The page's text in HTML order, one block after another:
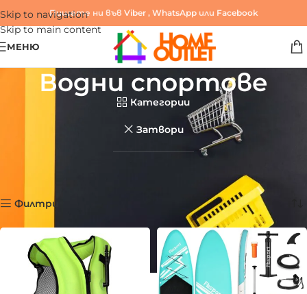
Skip to navigation
Skip to main content
Пишете ни във Viber , WhatsAppили Facebook
МЕНЮ
Водни спортове
Категории
Затвори
Водни спортове
Филтри